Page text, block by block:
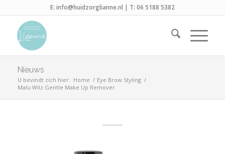
E: info@huidzorglianne.nl | T: 06 5188 5382
Nieuws
U bevindt zich hier: Home / Eye Brow Styling /
Malu Wilz Gentle Make Up Remover